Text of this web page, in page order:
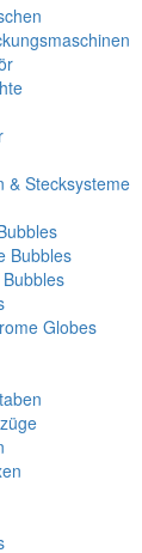
& Stecksysteme
Bubbles
Globes